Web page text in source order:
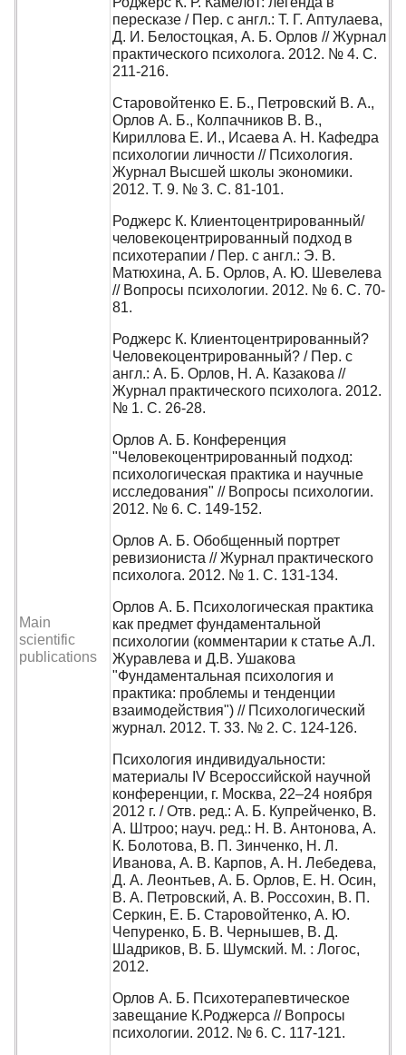
Main
scientific
publications
пересказе / Пер. с англ.: Т. Г. Аптулаева,
Д. И. Белостоцкая, А. Б. Орлов // Журнал
практического психолога. 2012. № 4. С.
211-216.
Старовойтенко Е. Б., Петровский В. А.,
Орлов А. Б., Колпачников В. В.,
Кириллова Е. И., Исаева А. Н. Кафедра
психологии личности // Психология.
Журнал Высшей школы экономики.
2012. Т. 9. № 3. С. 81-101.
Роджерс К. Клиентоцентрированный/
человекоцентрированный подход в
психотерапии / Пер. с англ.: Э. В.
Матюхина, А. Б. Орлов, А. Ю. Шевелева
// Вопросы психологии. 2012. № 6. С. 70-
81.
Роджерс К. Клиентоцентрированный?
Человекоцентрированный? / Пер. с
англ.: А. Б. Орлов, Н. А. Казакова //
Журнал практического психолога. 2012.
№ 1. С. 26-28.
Орлов А. Б. Конференция
"Человекоцентрированный подход:
психологическая практика и научные
исследования" // Вопросы психологии.
2012. № 6. С. 149-152.
Орлов А. Б. Обобщенный портрет
ревизиониста // Журнал практического
психолога. 2012. № 1. С. 131-134.
Орлов А. Б. Психологическая практика
как предмет фундаментальной
психологии (комментарии к статье А.Л.
Журавлева и Д.В. Ушакова
"Фундаментальная психология и
практика: проблемы и тенденции
взаимодействия") // Психологический
журнал. 2012. Т. 33. № 2. С. 124-126.
Психология индивидуальности:
материалы IV Всероссийской научной
конференции, г. Москва, 22–24 ноября
2012 г. / Отв. ред.: А. Б. Купрейченко, В.
А. Штроо; науч. ред.: Н. В. Антонова, А.
К. Болотова, В. П. Зинченко, Н. Л.
Иванова, А. В. Карпов, А. Н. Лебедева,
Д. А. Леонтьев, А. Б. Орлов, Е. Н. Осин,
В. А. Петровский, А. В. Россохин, В. П.
Серкин, Е. Б. Старовойтенко, А. Ю.
Чепуренко, Б. В. Чернышев, В. Д.
Шадриков, В. Б. Шумский. М. : Логос,
2012.
Орлов А. Б. Психотерапевтическое
завещание К.Роджерса // Вопросы
психологии. 2012. № 6. С. 117-121.